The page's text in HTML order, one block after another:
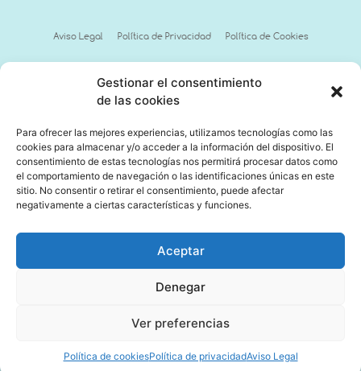
Gestionar el consentimiento
de las cookies
Para ofrecer las mejores experiencias, utilizamos tecnologías como las
cookies para almacenar y/o acceder a la información del dispositivo. El
consentimiento de estas tecnologías nos permitirá procesar datos como
el comportamiento de navegación o las identificaciones únicas en este
sitio. No consentir o retirar el consentimiento, puede afectar
negativamente a ciertas características y funciones.
Aceptar
Denegar
Ver preferencias
Política de cookiesPolítica de privacidadAviso Legal
Aviso Legal Política de Privacidad Política de Cookies